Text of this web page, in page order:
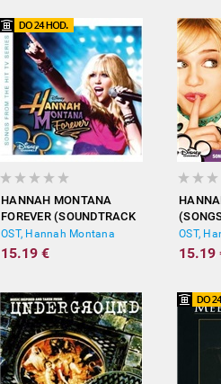
HANNAH MONTANA
FOREVER (SOUNDTRACK
FROM THE TV SERIES)
OST, Hannah Montana
15.19 €
OST,
15.19